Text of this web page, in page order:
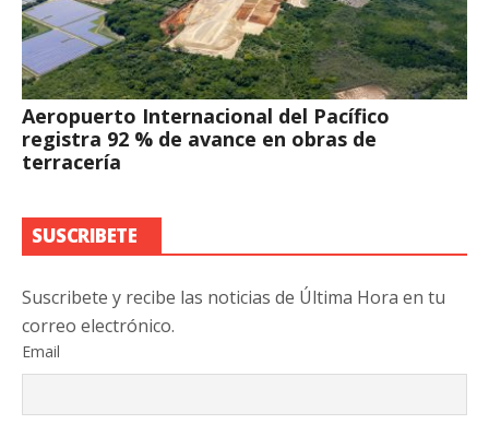
Aeropuerto Internacional del Pacífico
registra 92 % de avance en obras de
terracería
SUSCRIBETE
Suscribete y recibe las noticias de Última Hora en tu
correo electrónico.
Email